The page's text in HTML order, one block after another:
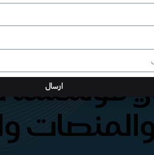
مؤسسة
ارسال